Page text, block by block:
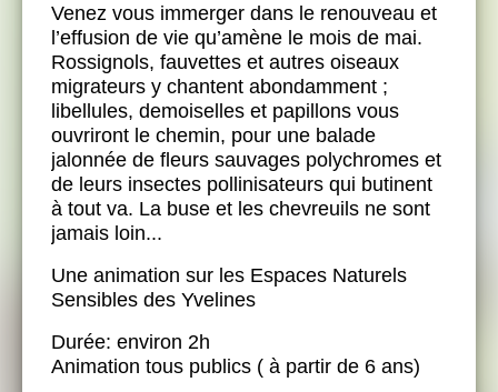
Venez vous immerger dans le renouveau et
l’effusion de vie qu’amène le mois de mai.
Rossignols, fauvettes et autres oiseaux
migrateurs y chantent abondamment ;
libellules, demoiselles et papillons vous
ouvriront le chemin, pour une balade
jalonnée de fleurs sauvages polychromes et
de leurs insectes pollinisateurs qui butinent
à tout va. La buse et les chevreuils ne sont
jamais loin...
Une animation sur les Espaces Naturels
Sensibles des Yvelines
Durée: environ 2h
Animation tous publics ( à partir de 6 ans)